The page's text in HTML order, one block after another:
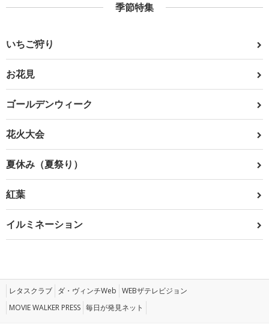
季節特集
いちご狩り
お花見
ゴールデンウィーク
花火大会
夏休み（夏祭り）
紅葉
イルミネーション
レタスクラブ ダ・ヴィンチWeb WEBザテレビジョン
MOVIE WALKER PRESS 毎日が発見ネット